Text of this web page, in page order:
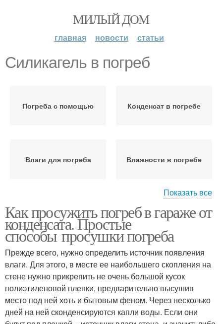
МИЛЫЙ ДОМ
главная новости статьи
Силикагель в погреб
Погреба с помощью Конденсат в погребе
Влаги для погреба Влажности в погребе
Влага в погребе
Показать все
Как просужить погреб в гараже от
конденсата. Простые
способы просушки погреба
Прежде всего, нужно определить источник появления
влаги. Для этого, в месте ее наибольшего скопления на
стене нужно прикрепить не очень большой кусок
полиэтиленовой пленки, предварительно высушив
место под ней хоть и бытовым феном. Через несколько
дней на ней сконденсируются капли воды. Если они